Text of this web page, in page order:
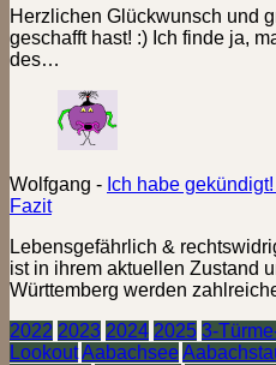
Herzlichen Glückwunsch und
geschafft hast! :) Ich finde ja,
des…
Wolfgang - Ich habe
Fazit
Lebensgefährlich &
ist in ihrem aktuellen Zustand
Württemberg werden
2022 2023 2024 2025 3-
LookoutAabachsee